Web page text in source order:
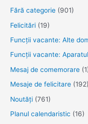
Fără categorie (901)
Felicitări (19)
Funcţii vacante: Alte
Funcții vacante:
Mesaj de comemorare
Mesaje de felicitare (192)
Noutăţi (761)
Planul calendaristic (16)